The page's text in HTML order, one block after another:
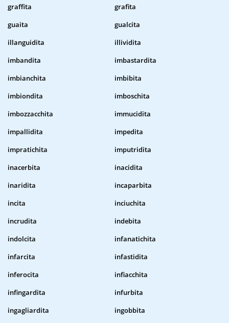
graffita
grafita
guaita
gualcita
illanguidita
illividita
imbandita
imbastardita
imbianchita
imbibita
imbiondita
imboschita
imbozzacchita
immucidita
impallidita
impedita
impratichita
imputridita
inacerbita
inacidita
inaridita
incaparbita
incita
inciuchita
incrudita
indebita
indolcita
infanatichita
infarcita
infastidita
inferocita
infiacchita
infingardita
infurbita
ingagliardita
ingobbita